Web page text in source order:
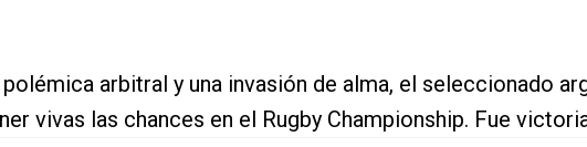
arbitral y una invasión de alma, el seleccionado
vivas las chances en el Rugby Championship. Fue